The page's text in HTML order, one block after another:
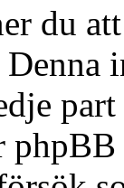
du